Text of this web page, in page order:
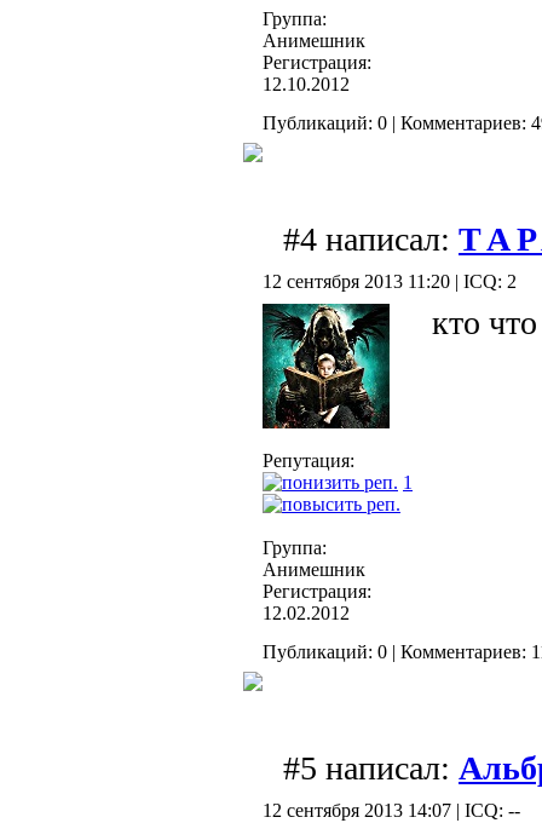
Группа:
Анимешник
Регистрация:
12.10.2012
Публикаций: 0 | Комментариев:
#4 написал: T A
12 сентября 2013 11:20 | ICQ: 2
Репутация:
1
Группа:
Анимешник
Регистрация:
12.02.2012
кто
Публикаций: 0 | Комментариев:
#5 написал:
12 сентября 2013 14:07 | ICQ: --